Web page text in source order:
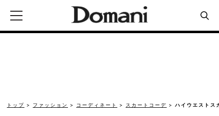
トップ ファッション コーディネート スカートコーデ ハイウエスト